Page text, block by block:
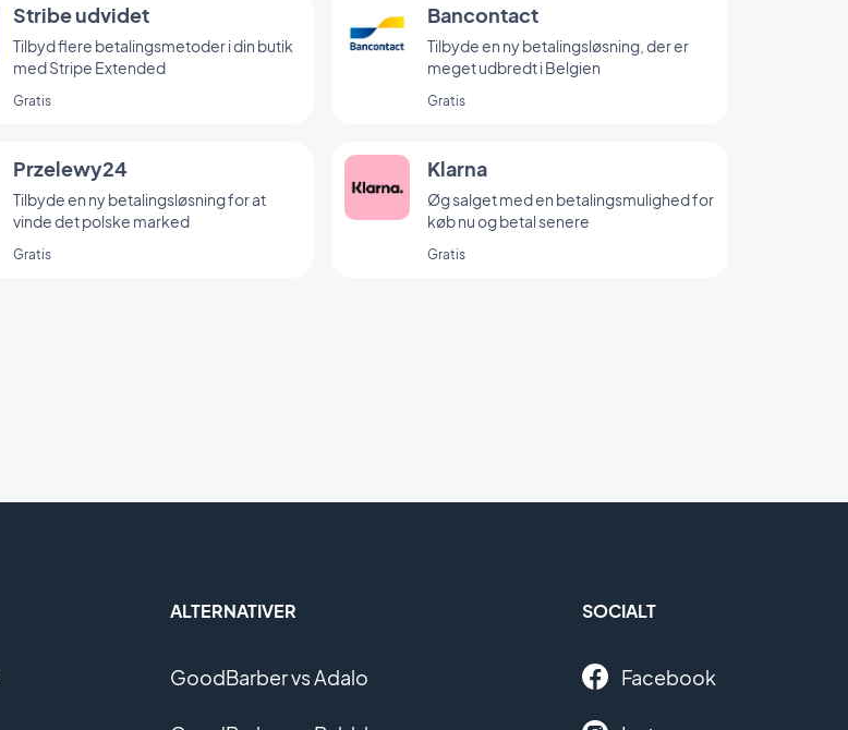
Stribe udvidet
Tilbyd flere betalingsmetoder i din butik
med Stripe Extended
Gratis
Bancontact
Tilbyde en ny betalingsløsning, der er
meget udbredt i Belgien
Gratis
Przelewy24
Tilbyde en ny betalingsløsning for at
vinde det polske marked
Gratis
Klarna
Øg salget med en betalingsmulighed for
køb nu og betal senere
Gratis
ALTERNATIVER
GoodBarber vs Adalo
SOCIALT
Facebook